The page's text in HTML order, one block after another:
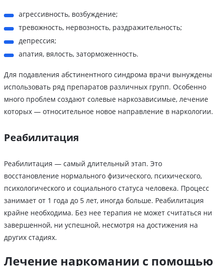
агрессивность, возбуждение;
тревожность, нервозность, раздражительность;
депрессия;
апатия, вялость, заторможенность.
Для подавления абстинентного синдрома врачи вынуждены
использовать ряд препаратов различных групп. Особенно
много проблем создают солевые наркозависимые, лечение
которых — относительное новое направление в наркологии.
Реабилитация
Реабилитация — самый длительный этап. Это
восстановление нормального физического, психического,
психологического и социального статуса человека. Процесс
занимает от 1 года до 5 лет, иногда больше. Реабилитация
крайне необходима. Без нее терапия не может считаться ни
завершенной, ни успешной, несмотря на достижения на
других стадиях.
Лечение наркомании с помощью